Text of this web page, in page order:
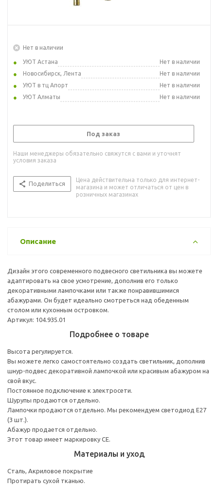
Нет в наличии
УЮТ Астана
Нет в наличии
Новосибирск, Лента
Нет в наличии
УЮТ в тц Апорт
Нет в наличии
УЮТ Алматы
Нет в наличии
Под заказ
Наши менеджеры обязательно свяжутся с вами и уточнят
условия заказа
Поделиться
Цена действительна только для интернет-
магазина и может отличаться от цен в
розничных магазинах
Описание
Дизайн этого современного подвесного светильника вы можете
адаптировать на свое усмотрение, дополнив его только
декоративными лампочками или также понравившимися
абажурами. Он будет идеально смотреться над обеденным
столом или кухонным островком.
Артикул: 104.935.01
Подробнее о товаре
Высота регулируется.
Вы можете легко самостоятельно создать светильник, дополнив
шнур-подвес декоративной лампочкой или красивым абажуром на
свой вкус.
Постоянное подключение к электросети.
Шурупы продаются отдельно.
Лампочки продаются отдельно. Мы рекомендуем светодиод E27
(3 шт.).
Абажур продается отдельно.
Этот товар имеет маркировку CE.
Материалы и уход
Сталь, Акриловое покрытие
Протирать сухой тканью.